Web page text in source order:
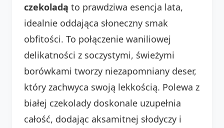
czekoladą to prawdziwa esencja lata,
idealnie oddająca słoneczny smak
obfitości. To połączenie waniliowej
delikatności z soczystymi, świeżymi
borówkami tworzy niezapomniany deser,
który zachwyca swoją lekkością. Polewa z
białej czekolady doskonale uzupełnia
całość, dodając aksamitnej słodyczy i